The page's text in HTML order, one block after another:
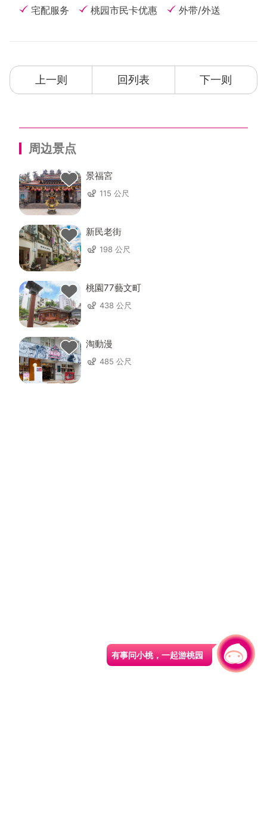
宅配服务 桃园市民卡优惠 外带/外送
上一则 回列表 下一则
周边景点
景福宮
115 公尺
新民老街
198 公尺
桃園77藝文町
438 公尺
淘動漫
485 公尺
有事问小桃，一起游桃园|